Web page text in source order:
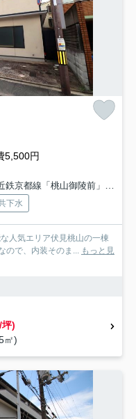
5,500円
鉄京都線「桃山御陵前」駅 徒歩5分
下水
人気エリア伏見桃山の一棟
ので、内装そのま... もっと見
)
㎡)